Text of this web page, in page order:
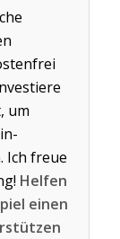
um
Ich freue
Helfen
einen